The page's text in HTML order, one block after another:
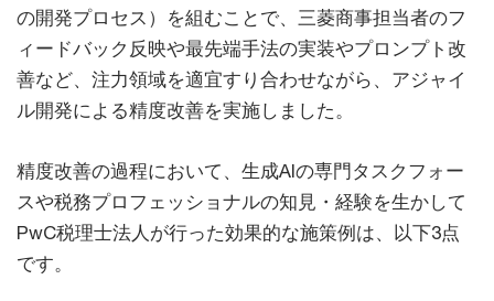
の開発プロセス）を組むことで、三菱商事担当者のフ
ィードバック反映や最先端手法の実装やプロンプト改
善など、注力領域を適宜すり合わせながら、アジャイ
ル開発による精度改善を実施しました。
精度改善の過程において、生成AIの専門タスクフォー
スや税務プロフェッショナルの知見・経験を生かして
PwC税理士法人が行った効果的な施策例は、以下3点
です。